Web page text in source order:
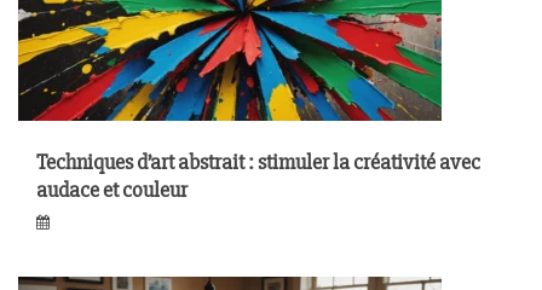
Techniques d’art abstrait : stimuler la créativité avec
audace et couleur